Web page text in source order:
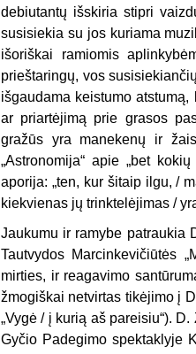
debiutantų išskiria stipri
susisiekia su jos kuriama
išoriškai ramiomis
prieštaringų, vos
išgaudama keistumo
ar priartėjimą prie grasos
gražūs yra manekenų ir
„Astronomija“ apie „bet
aporija: „ten, kur šitaip ilgu, /
kiekvienas jų trinktelėjimas /
Jaukumu ir ramybe patraukia
Tautvydos Marcinkevičiūtės
mirties, ir reagavimo
žmogiškai netvirtas tikėjimo į
„Vygė / į kurią aš pareisiu“).
Gyčio Padegimo spektaklyje